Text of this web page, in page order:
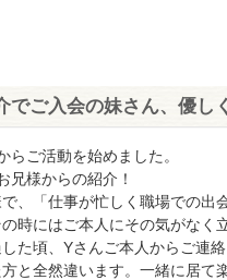
でご入会の妹さん、優し
らご活動を始めました。
兄様からの紹介！
、「仕事が忙しく職場での
時にはご本人にその気がなく
た頃、Yさんご本人からご連
方と全然違います。一緒に居